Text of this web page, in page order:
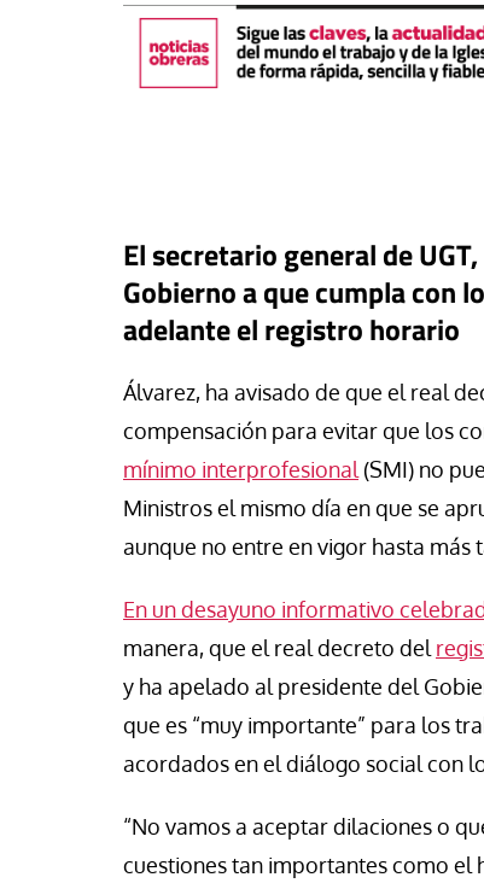
El secretario general de
Gobierno a que cumpla con
adelante el registro horario
Álvarez, ha avisado de que el real
compensación para evitar que los
mínimo interprofesional (SMI) no
Ministros el mismo día en que se
aunque no entre en vigor hasta
En un desayuno informativo
manera, que el real decreto del
y ha apelado al presidente del
que es “muy importante” para los
acordados en el diálogo social con
“No vamos a aceptar dilaciones o
cuestiones tan importantes como el
de Migraciones pide una
urgente para más de
menores que permanecen
#EstáPasando
León XIV
Argentina y
noviembre